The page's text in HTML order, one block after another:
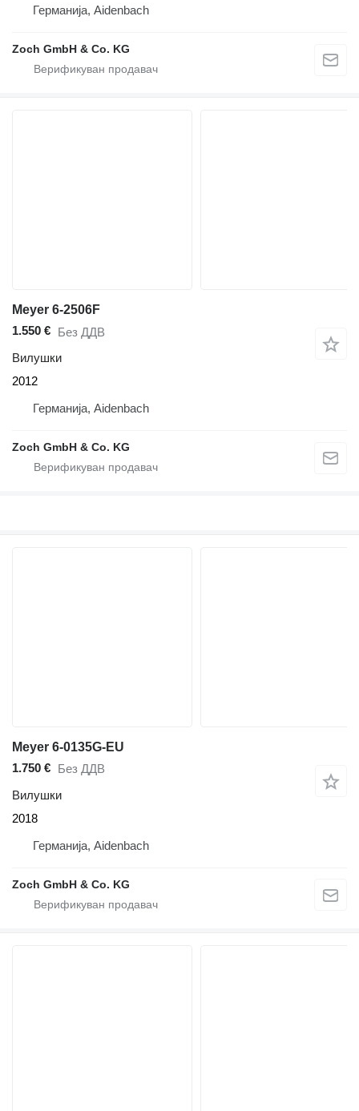
Германија, Aidenbach
Zoch GmbH & Co. KG
Meyer 6-2506F
1.550 € Без ДДВ
Вилушки
2012
Германија, Aidenbach
Zoch GmbH & Co. KG
Meyer 6-0135G-EU
1.750 € Без ДДВ
Вилушки
2018
Германија, Aidenbach
Zoch GmbH & Co. KG